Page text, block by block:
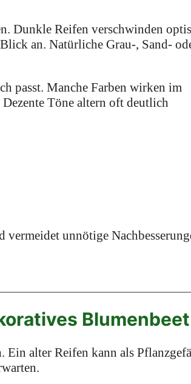
Dunkle Reifen verschwinden
an. Natürliche Grau-, Sand-
passt. Manche Farben wirken im
Töne altern oft deutlich
unnötige
Blumenbeet
Ein alter Reifen kann als